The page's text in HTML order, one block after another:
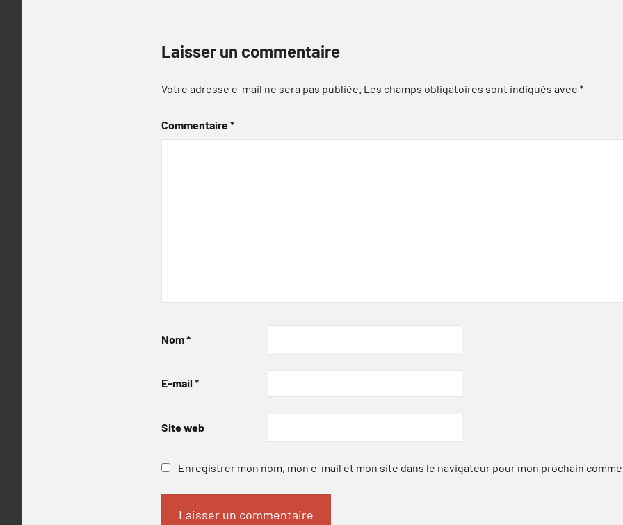
Laisser un commentaire
Votre adresse e-mail ne sera pas publiée. Les champs obligatoires sont indiqués avec*
Commentaire*
Nom*
E-mail *
Site web
Enregistrer mon nom, mon e-mail et mon site dans le navigateur pour mon prochain